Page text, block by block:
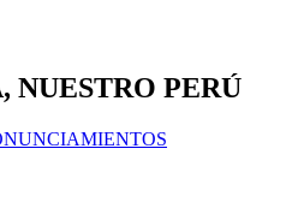
NUESTRO PERÚ